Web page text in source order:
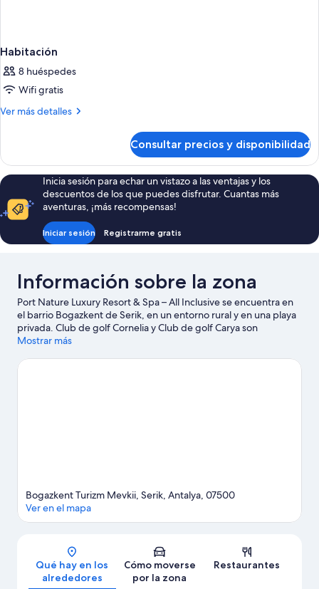
Habitación
8 huéspedes
Wifi gratis
Ver más detalles
Más
Consultar precios y disponibilidad
Inicia sesión para echar un vistazo a las ventajas y los
descuentos de los que puedes disfrutar. Cuantas más
aventuras, ¡más recompensas!
Iniciar sesión Registrarme gratis
Información sobre la zona
Port Nature Luxury Resort & Spa – All Inclusive se encuentra en
el barrio Bogazkent de Serik, en un entorno rural y en una playa
privada. Club de golf Cornelia y Club de golf Carya son
excelentes opciones si buscas unas vacaciones activas; para
¿Deseando estar ya en el agua? Con actividades como
Mostrar más
Mapa
Bogazkent Turizm Mevkii, Serik, Antalya, 07500
Ver en el mapa
Qué hay en los
alrededores
Cómo moverse
por la zona
Restaurantes